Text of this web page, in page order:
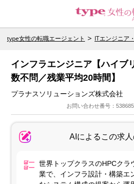
type女性の転職エージェント ITエンジニア
インフラエンジニア【ハイブ
数不問／残業平均20時間】
プラナスソリューションズ株式会社
お問い合わせ番号：
AIによるこの求
世界トップクラスのHPCクラ
業で、インフラ設計・構築エ